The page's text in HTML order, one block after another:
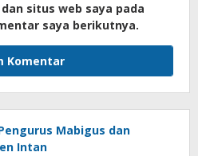
situs web saya pada
saya berikutnya.
Mabigus dan
Intan